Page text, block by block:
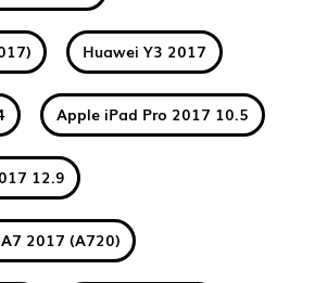
Huawei Y3 2017
Apple iPad Pro 2017 10.5
12.9
2017 (A720)